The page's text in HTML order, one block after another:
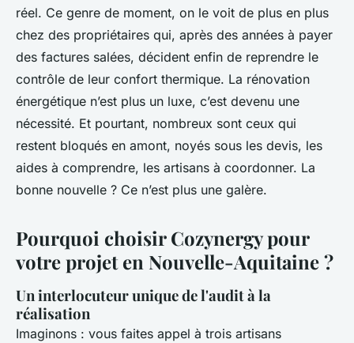
réel. Ce genre de moment, on le voit de plus en plus
chez des propriétaires qui, après des années à payer
des factures salées, décident enfin de reprendre le
contrôle de leur confort thermique. La rénovation
énergétique n’est plus un luxe, c’est devenu une
nécessité. Et pourtant, nombreux sont ceux qui
restent bloqués en amont, noyés sous les devis, les
aides à comprendre, les artisans à coordonner. La
bonne nouvelle ? Ce n’est plus une galère.
Pourquoi choisir Cozynergy pour
votre projet en Nouvelle-Aquitaine ?
Un interlocuteur unique de l'audit à la
réalisation
Imaginons : vous faites appel à trois artisans